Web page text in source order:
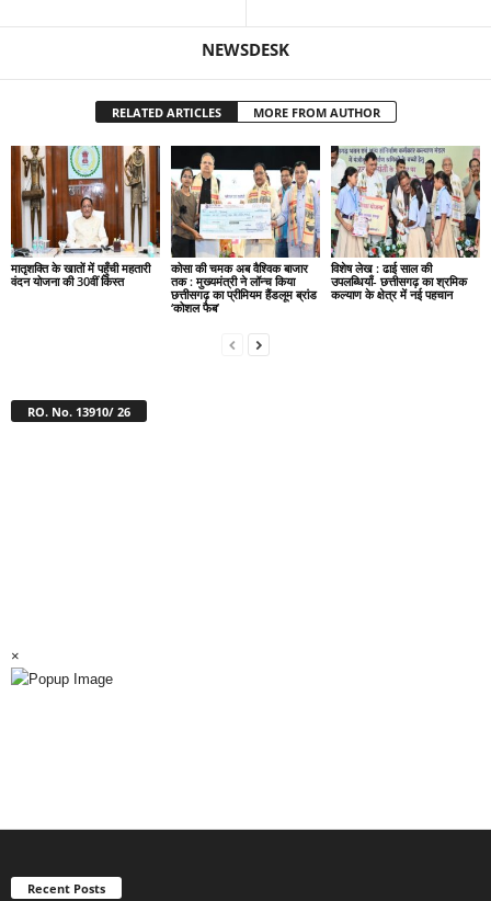
NEWSDESK
RELATED ARTICLES MORE FROM AUTHOR
मातृशक्ति के खातों में पहुँची महतारी
वंदन योजना की 30वीं किस्त
कोसा की चमक अब वैश्विक बाजार
तक : मुख्यमंत्री ने लॉन्च किया
छत्तीसगढ़ का प्रीमियम हैंडलूम ब्रांड
‘कोशल फैब’
विशेष लेख : ढाई साल की
उपलब्धियाँ- छत्तीसगढ़ का श्रमिक
कल्याण के क्षेत्र में नई पहचान
RO. No. 13910/ 26
×
Recent Posts